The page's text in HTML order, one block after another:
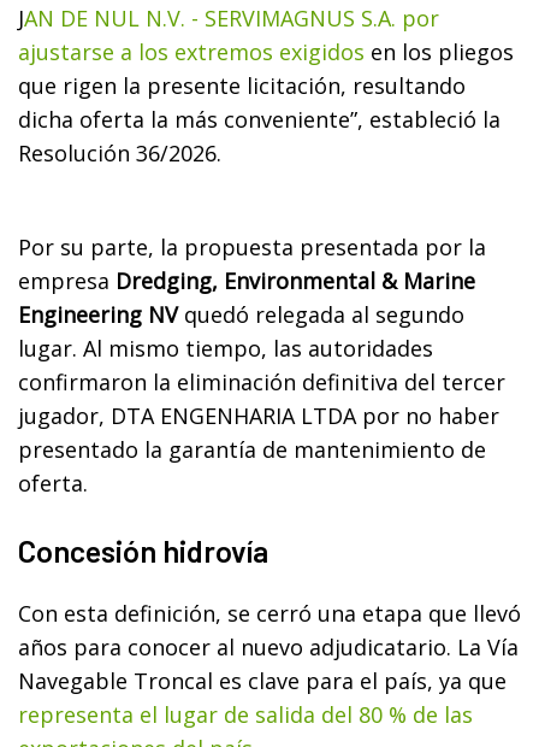
JAN DE NUL N.V. - SERVIMAGNUS S.A. por
ajustarse a los extremos exigidos en los pliegos
que rigen la presente licitación, resultando
dicha oferta la más conveniente”, estableció la
Resolución 36/2026.
Por su parte, la propuesta presentada por la
empresa Dredging, Environmental & Marine
Engineering NV quedó relegada al segundo
lugar. Al mismo tiempo, las autoridades
confirmaron la eliminación definitiva del tercer
jugador, DTA ENGENHARIA LTDA por no haber
presentado la garantía de mantenimiento de
oferta.
Concesión hidrovía
Con esta definición, se cerró una etapa que llevó
años para conocer al nuevo adjudicatario. La Vía
Navegable Troncal es clave para el país, ya que
representa el lugar de salida del 80 % de las